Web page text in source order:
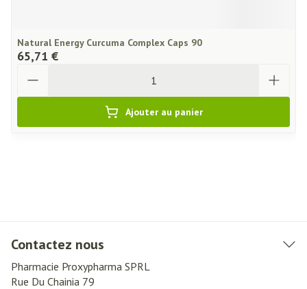
Natural Energy Curcuma Complex Caps 90
65,71 €
Ajouter au panier
Contactez nous
Pharmacie Proxypharma SPRL
Rue Du Chainia 79